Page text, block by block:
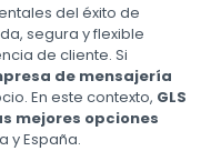
del éxito de
segura y flexible
de cliente. Si
de mensajería
En este contexto, GLS
mejores opciones
y España.